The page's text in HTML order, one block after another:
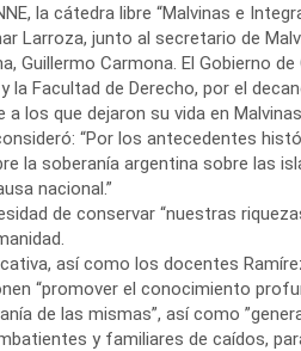
la cátedra libre “Malvinas e
Larroza, junto al secretario de
Guillermo Carmona. El Gobierno
la Facultad de Derecho, por el
los que dejaron su vida en
“Por los antecedentes
la soberanía argentina sobre las
nacional.”
de conservar “nuestras
así como los docentes
“promover el conocimiento
de las mismas”, así como
y familiares de caídos,